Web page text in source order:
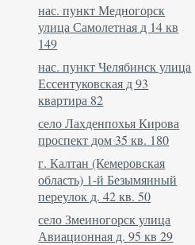
нас. пункт Медногорск
улица Самолетная д 14 кв
149
нас. пункт Челябинск улица
Ессентуковская д 93
квартира 82
село Лахденпохья Кирова
проспект дом 35 кв. 180
г. Калтан (Кемеровская
область) 1-й Безымянный
переулок д. 42 кв. 50
село Змеиногорск улица
Авиационная д. 95 кв 29